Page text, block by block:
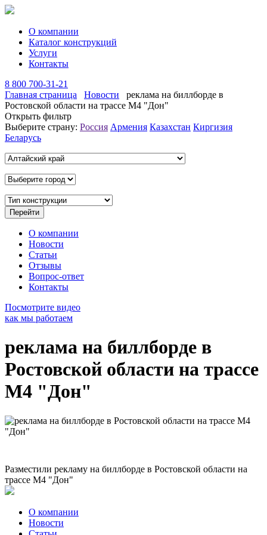
О компании
Каталог конструкций
Услуги
Контакты
8 800 700-31-21
Главная страница
Новости
реклама на биллборде в
Ростовской области на трассе М4 "Дон"
Открыть фильтр
Выберите страну: Россия Армения Казахстан Киргизия
Беларусь
О компании
Новости
Статьи
Отзывы
Вопрос-ответ
Контакты
Посмотрите видео
как мы работаем
реклама на биллборде в
Ростовской области на трассе
М4 "Дон"
Разместили рекламу на биллборде в Ростовской области на
трассе М4 "Дон"
О компании
Новости